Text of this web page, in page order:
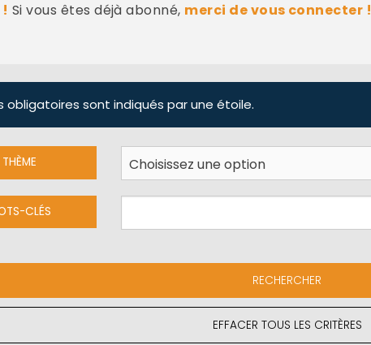
Si vous êtes déjà abonné, merci de vous connecter !
obligatoires sont indiqués par une étoile.
THÈME
CLÉS
EFFACER TOUS LES CRITÈRES